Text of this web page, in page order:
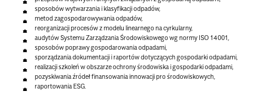
sposobów wytwarzania i klasyfikacji odpadów,
metod zagospodarowywania odpadów,
reorganizacji procesów z modelu linearnego na cyrkularny,
audytów Systemu Zarządzania Środowiskowego wg normy ISO 14001,
sposobów poprawy gospodarowania odpadami,
sporządzania dokumentacji i raportów dotyczących gospodarki odpadami,
realizacji szkoleń w obszarze ochrony środowiska i gospodarki odpadami,
pozyskiwania źródeł finansowania innowacji pro środowiskowych,
raportowania ESG.